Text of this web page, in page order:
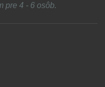
pre 4 - 6 osôb.